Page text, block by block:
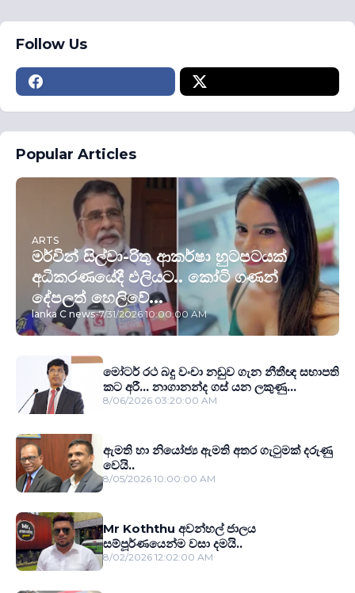
Follow Us
Popular Articles
ARTS
මර්වින් සිල්වා-රිතු ආකර්ෂා හුටපටයක්
අධිකරණයේදී එලියට.. කෝටි ගණන්
දේපලත් හෙලිවේ...
lanka C news-7/31/2026 10:00:00 AM
මෝටර් රථ බදු වංචා නඩුව ගැන නීතීඥ සභාපති
කට අරී... නාගානන්ද ගස් යන ලකුණු...
8/06/2026 03:20:00 AM
ඇමති හා නියෝජ්‍ය ඇමති අතර ගැටුමක් දරුණු
වෙයි..
8/05/2026 10:00:00 AM
Mr Koththu අවන්හල් ජාලය
සම්පූර්ණයෙන්ම වසා දමයි..
8/02/2026 12:02:00 AM